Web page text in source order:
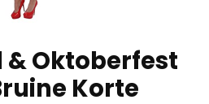
& Oktoberfest
Korte